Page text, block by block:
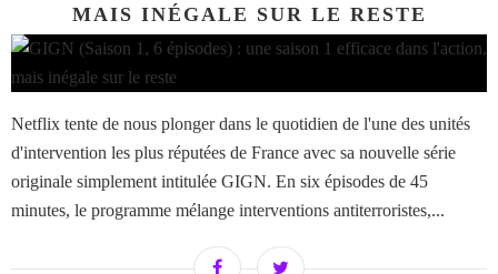
MAIS INÉGALE SUR LE RESTE
Netflix tente de nous plonger dans le quotidien de l'une des unités
d'intervention les plus réputées de France avec sa nouvelle série
originale simplement intitulée GIGN. En six épisodes de 45
minutes, le programme mélange interventions antiterroristes,...